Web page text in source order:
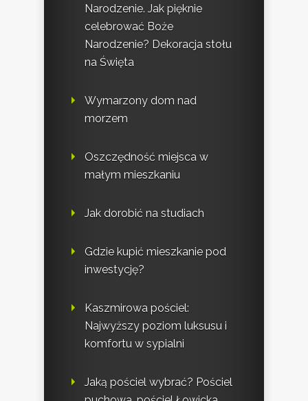
Narodzenie. Jak pięknie
celebrować Boże
Narodzenie? Dekoracja stołu
na Święta
Wymarzony dom nad
morzem
Oszczędność miejsca w
małym mieszkaniu
Jak dorobić na studiach
Gdzie kupić mieszkanie pod
inwestycję?
Kaszmirowa pościel:
Najwyższy poziom luksusu i
komfortu w sypialni
Jaką pościel wybrać? Pościel